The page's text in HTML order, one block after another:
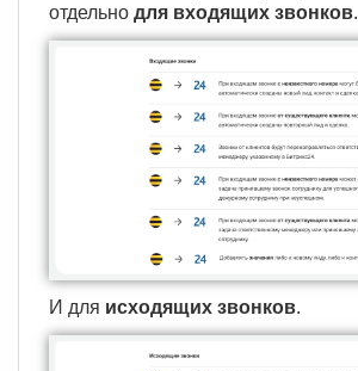
отдельно для входящих звонков.
И для исходящих звонков.